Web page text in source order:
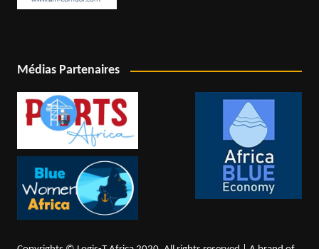
Médias Partenaires